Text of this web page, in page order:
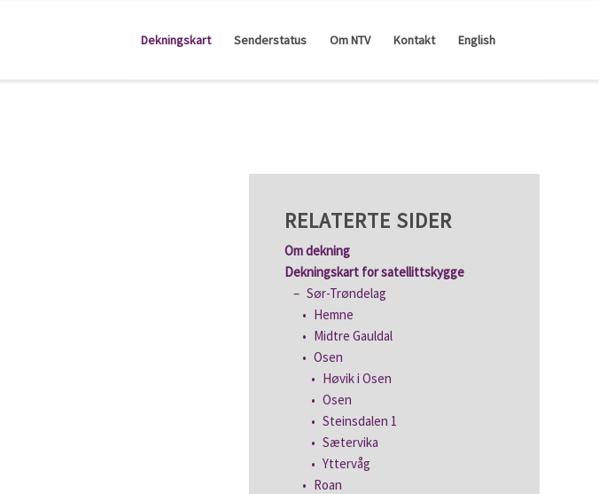
Dekningskart Senderstatus Om NTV Kontakt English
RELATERTE SIDER
Om dekning
Dekningskart for satellittskygge
Sør-Trøndelag
Hemne
Midtre Gauldal
Osen
Høvik i Osen
Osen
Steinsdalen 1
Sætervika
Yttervåg
Roan